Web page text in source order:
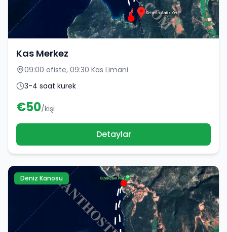
Kas Merkez
09:00 ofiste, 09:30 Kas Limani
3-4 saat kurek
€50/kişi
Detaylar
Deniz Kanosu